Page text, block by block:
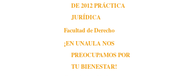
DE 2012 PRÁCTICA
JURÍDICA
Facultad de Derecho
¡EN UNAULA NOS
PREOCUPAMOS POR
TU BIENESTAR!